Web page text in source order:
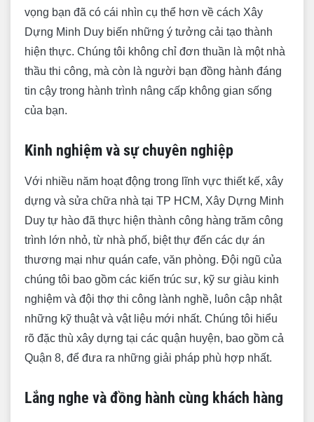
vọng bạn đã có cái nhìn cụ thể hơn về cách Xây
Dựng Minh Duy biến những ý tưởng cải tạo thành
hiện thực. Chúng tôi không chỉ đơn thuần là một nhà
thầu thi công, mà còn là người bạn đồng hành đáng
tin cậy trong hành trình nâng cấp không gian sống
của bạn.
Kinh nghiệm và sự chuyên nghiệp
Với nhiều năm hoạt động trong lĩnh vực thiết kế, xây
dựng và sửa chữa nhà tại TP HCM, Xây Dựng Minh
Duy tự hào đã thực hiện thành công hàng trăm công
trình lớn nhỏ, từ nhà phố, biệt thự đến các dự án
thương mại như quán cafe, văn phòng. Đội ngũ của
chúng tôi bao gồm các kiến trúc sư, kỹ sư giàu kinh
nghiệm và đội thợ thi công lành nghề, luôn cập nhật
những kỹ thuật và vật liệu mới nhất. Chúng tôi hiểu
rõ đặc thù xây dựng tại các quận huyện, bao gồm cả
Quận 8, để đưa ra những giải pháp phù hợp nhất.
Lắng nghe và đồng hành cùng khách hàng